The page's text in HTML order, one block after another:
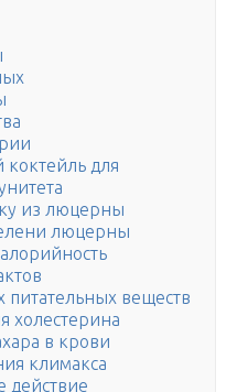
коктейль для
из люцерны
люцерны
питательных веществ
холестерина
в крови
климакса
действие